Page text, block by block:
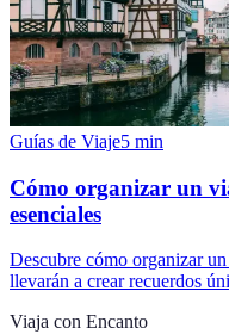
Guías de Viaje5 min
Cómo organizar un
esenciales
Descubre cómo organizar
llevarán a crear recuerdos
Viaja con Encanto